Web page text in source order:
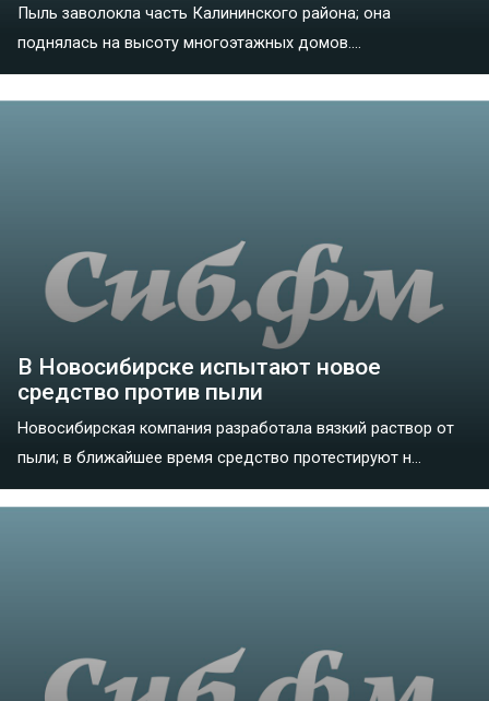
Пыль заволокла часть Калининского района; она
поднялась на высоту многоэтажных домов....
В Новосибирске испытают новое
средство против пыли
Новосибирская компания разработала вязкий раствор от
пыли; в ближайшее время средство протестируют н...